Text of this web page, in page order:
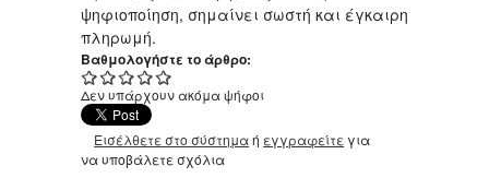
ψηφιοποίηση, σημαίνει σωστή και έγκαιρη
πληρωμή.
Βαθμολογήστε το άρθρο:
Δεν υπάρχουν ακόμα ψήφοι
Εισέλθετε στο σύστημαή εγγραφείτε για
να υποβάλετε σχόλια